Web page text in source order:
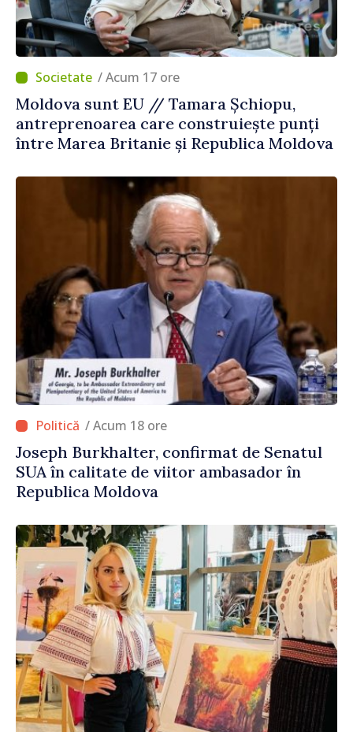
/ Acum 17 ore
Moldova sunt EU // Tamara Șchiopu,
antreprenoarea care construiește punți
între Marea Britanie și Republica Moldova
/ Acum 18 ore
Joseph Burkhalter, confirmat de Senatul
SUA în calitate de viitor ambasador în
Republica Moldova